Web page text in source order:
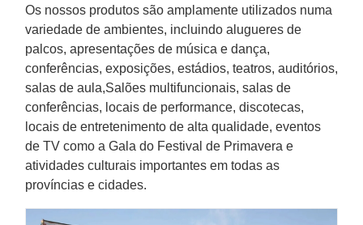
Os nossos produtos são amplamente utilizados numa
variedade de ambientes, incluindo alugueres de
palcos, apresentações de música e dança,
conferências, exposições, estádios, teatros, auditórios,
salas de aula,Salões multifuncionais, salas de
conferências, locais de performance, discotecas,
locais de entretenimento de alta qualidade, eventos
de TV como a Gala do Festival de Primavera e
atividades culturais importantes em todas as
províncias e cidades.